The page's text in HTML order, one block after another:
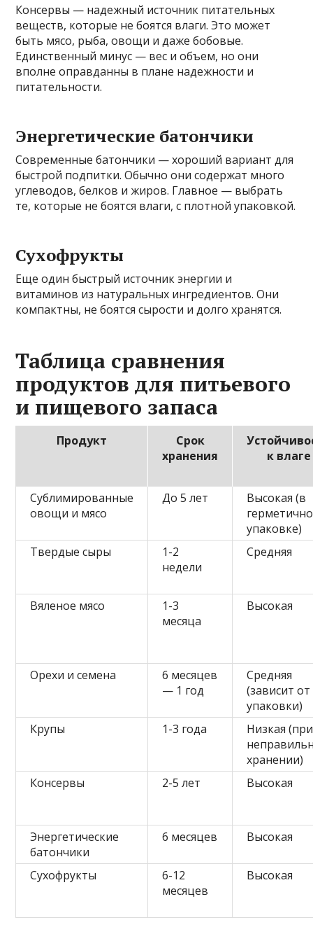
Консервы — надежный источник питательных
веществ, которые не боятся влаги. Это может
быть мясо, рыба, овощи и даже бобовые.
Единственный минус — вес и объем, но они
вполне оправданны в плане надежности и
питательности.
Энергетические батончики
Современные батончики — хороший вариант для
быстрой подпитки. Обычно они содержат много
углеводов, белков и жиров. Главное — выбрать
те, которые не боятся влаги, с плотной упаковкой.
Сухофрукты
Еще один быстрый источник энергии и
витаминов из натуральных ингредиентов. Они
компактны, не боятся сырости и долго хранятся.
Таблица сравнения
продуктов для питьевого
и пищевого запаса
Продукт
Срок
хранения
к влаге
Сублимированные
овощи и мясо
До 5 лет
Высокая (в
упаковке)
Твердые сыры
1-2
недели
Средняя
Вяленое мясо
1-3
месяца
Высокая
Орехи и семена
6 месяцев
— 1 год
Средняя
(зависит от
упаковки)
Крупы
1-3 года
Низкая (при
хранении)
Консервы
2-5 лет Высокая
Энергетические
батончики
6 месяцев Высокая
Сухофрукты
6-12
месяцев
Высокая